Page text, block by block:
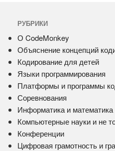
РУБРИКИ
О CodeMonkey
Объяснение концепций
Кодирование для детей
Языки программирования
Платформы и программы
Соревнования
Информатика и математика
Компьютерные науки и не
Конференции
Цифровая грамотность и